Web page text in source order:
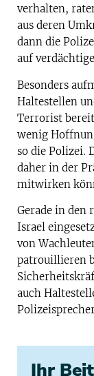
verhalten,
aus deren
dann die
auf
Besonders
Haltestellen
Terrorist
wenig
so die Polizei.
daher in der
mitwirken
Gerade in den
Israel
von
patrouillieren
auch
Ihr